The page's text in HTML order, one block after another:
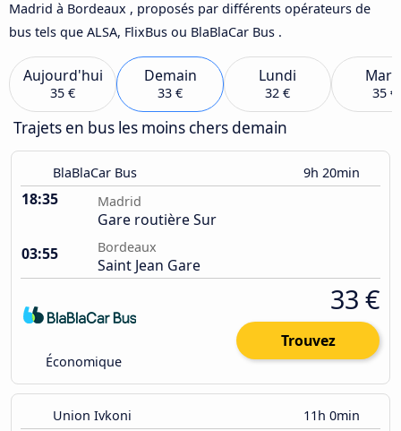
Madrid à Bordeaux , proposés par différents opérateurs de
bus tels que ALSA, FlixBus ou BlaBlaCar Bus .
Aujourd'hui
35 €
Demain
33 €
Lundi
32 € 35 €
Trajets en bus les moins chers demain
BlaBlaCar Bus 9h 20min
18:35 Madrid
Gare routière Sur
03:55
Bordeaux
Saint Jean Gare
Économique
33 €
Trouvez
Union Ivkoni 11h 0min